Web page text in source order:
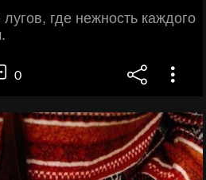
где нежность каждого
0